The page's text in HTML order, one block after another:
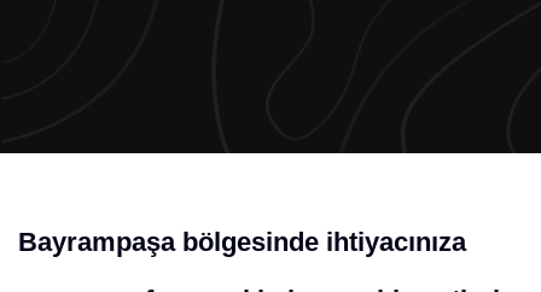
Bayrampaşa bölgesinde ihtiyacınıza